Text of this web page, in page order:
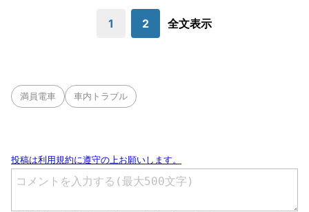
1 2 全文表示
満員電車 車内トラブル